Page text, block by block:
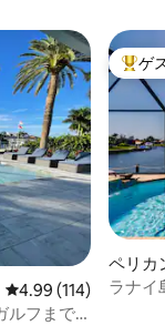
レビュー114件、5つ
4.99 (114)
ルフまで
大好
ゲ
ペリカ
ラナイ